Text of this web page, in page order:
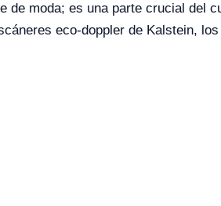
de moda; es una parte crucial del
eco-doppler de Kalstein,